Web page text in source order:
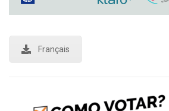
Français